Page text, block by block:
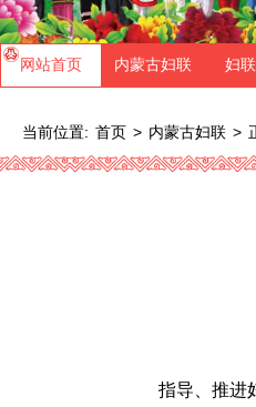
网站首页 内蒙古妇联 妇
当前位置: 首页 > 内蒙古妇联 >
指导、推进